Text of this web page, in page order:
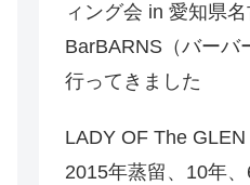
ィング会 in 愛知県
BarBARNS（バーバ
行ってきました
LADY OF The GLEN
2015年蒸留、10年